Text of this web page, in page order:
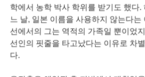
학에서 농학 박사 학위를 받기도 했다.
느 날, 일본 이름을 사용하지 않는다는
선에서의 그는 역적의 가족일 뿐이었
선인의 핏줄을 타고났다는 이유로 차
다.